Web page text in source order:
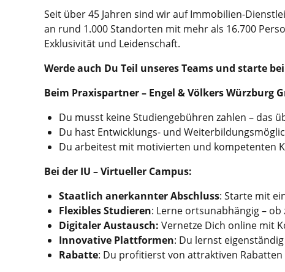
Seit über 45 Jahren sind wir auf Immobilien-
an rund 1.000 Standorten mit mehr als 16.700
Exklusivität und Leidenschaft.
Werdeauch Du Teil unseres Teams und starte
Beim Praxispartner – Engel & Völkers Würzburg
Du musst keine Studiengebühren zahlen – das
Du hast Entwicklungs- und
Du arbeitest mit motivierten und kompetenten
Bei der IU – Virtueller Campus:
Staatlich anerkannter Abschluss: Starte mit
Flexibles Studieren: Lerne ortsunabhängig –
Digitaler Austausch: Vernetze Dich online mit
Innovative Plattformen: Du lernst
Rabatte: Du profitierst von attraktiven